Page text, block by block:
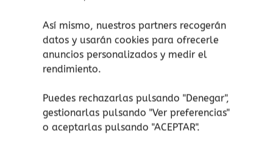
Así mismo, nuestros partners recogerán
datos y usarán cookies para ofrecerle
anuncios personalizados y medir el
rendimiento.
Puedes rechazarlas pulsando "Denegar",
gestionarlas pulsando "Ver preferencias"
o aceptarlas pulsando "ACEPTAR".
Duración de la partida: 30 minutos
aproximadamente.
Contenido:
1 tablero plegable de 28,8 x 5 x 14,4
cm (Medidas tablero desplegado: 29 x
29 x 2,5 cm.).